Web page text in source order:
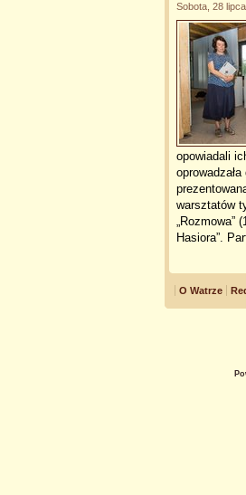
Sobota, 28
opowiadali
warsztatów
„Rozmowa”
Hasiora”.
O Watrze